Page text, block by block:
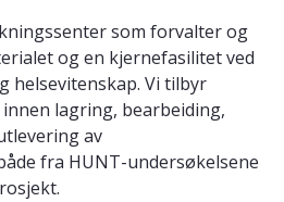
som forvalter og
og en kjernefasilitet ved
helsevitenskap. Vi tilbyr
lagring, bearbeiding,
av
fra HUNT-undersøkelsene